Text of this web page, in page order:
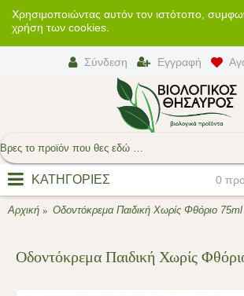
Χρησιμοποιώντας αυτόν τον ιστότοπο,
χρήση των cookies.
Σύνδεση Εγγραφή
0
ΚΑΤΗΓΟΡΙΕΣ
Αρχική Οδοντόκρεμα Παιδική Χωρίς Φθόριο 75ml
Οδοντόκρεμα Παιδική Χωρίς